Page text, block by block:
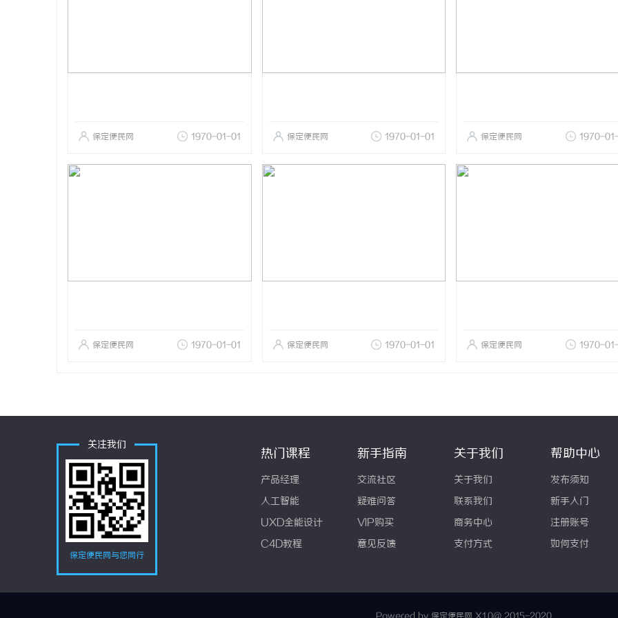
保定便民网 1970-01-01 保定便民网 1970-01-01 保定便民网 1970-
保定便民网 1970-01-01 保定便民网 1970-01-01 保定便民网 1970-
关注我们
保定便民网与您同行
热门课程
产品经理
人工智能
UXD全能设计
C4D教程
新手指南
交流社区
疑难问答
VIP购买
意见反馈
关于我们
关于我们
联系我们
商务中心
支付方式
帮助中心
发布须知
新手入门
注册账号
如何支付